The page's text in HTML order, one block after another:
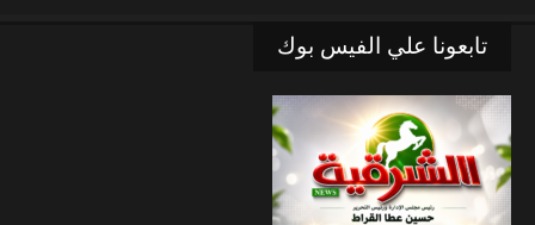
تابعونا علي الفيس بوك